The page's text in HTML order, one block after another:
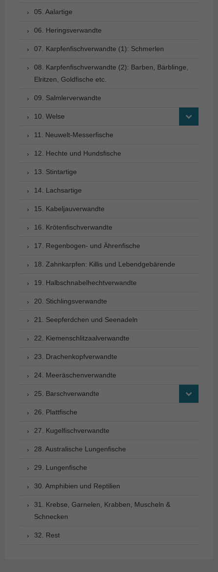
05. Aalartige
06. Heringsverwandte
07. Karpfenfischverwandte (1): Schmerlen
08. Karpfenfischverwandte (2): Barben, Bärblinge,
Elritzen, Goldfische etc.
09. Salmlerverwandte
10. Welse
11. Neuwelt-Messerfische
12. Hechte und Hundsfische
13. Stintartige
14. Lachsartige
15. Kabeljauverwandte
16. Krötenfischverwandte
17. Regenbogen- und Ährenfische
18. Zahnkarpfen: Killis und Lebendgebärende
19. Halbschnabelhechtverwandte
20. Stichlingsverwandte
21. Seepferdchen und Seenadeln
22. Kiemenschlitzaalverwandte
23. Drachenkopfverwandte
24. Meeräschenverwandte
25. Barschverwandte
26. Plattfische
27. Kugelfischverwandte
28. Australische Lungenfische
29. Lungenfische
30. Amphibien und Reptilien
31. Krebse, Garnelen, Krabben, Muscheln &
Schnecken
32. Rest